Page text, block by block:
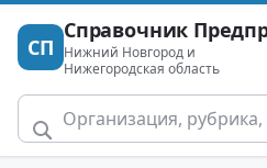
СП
Справочник
Нижний Новгород и
Нижегородская область